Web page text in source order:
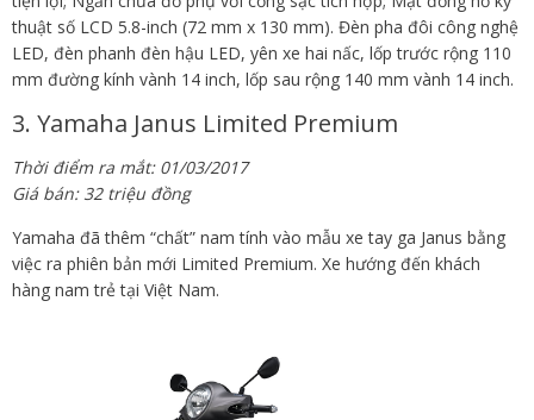
thuật số LCD 5.8-inch (72 mm x 130 mm). Đèn pha đôi công nghệ
LED, đèn phanh đèn hậu LED, yên xe hai nấc, lốp trước rộng 110
mm đường kính vành 14 inch, lốp sau rộng 140 mm vành 14 inch.
3. Yamaha Janus Limited Premium
Thời điểm ra mắt: 01/03/2017
Giá bán: 32 triệu đồng
Yamaha đã thêm “chất” nam tính vào mẫu xe tay ga Janus bằng
việc ra phiên bản mới Limited Premium. Xe hướng đến khách
hàng nam trẻ tại Việt Nam.